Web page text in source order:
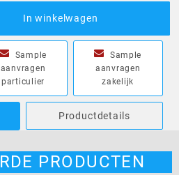
In winkelwagen
Sample
aanvragen
particulier
Sample
aanvragen
zakelijk
Productdetails
PRODUCTEN